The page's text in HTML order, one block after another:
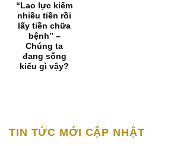
“Lao lực kiếm
nhiều tiền rồi
lấy tiền chữa
bệnh” –
Chúng ta
đang sống
kiểu gì vậy?
TIN TỨC MỚI CẬP NHẬT